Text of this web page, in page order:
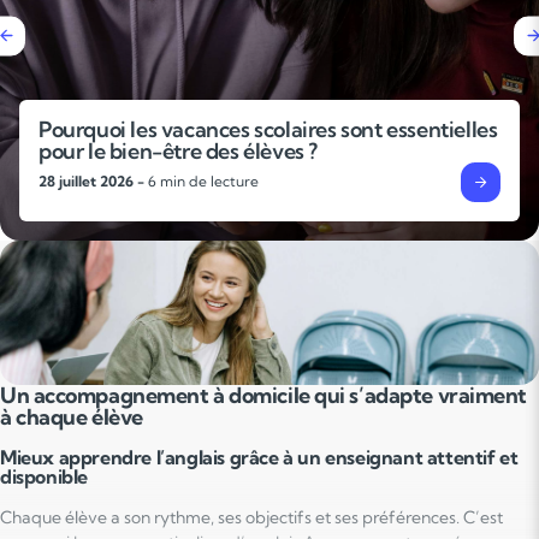
Le métronome : le mal-aimé qui vous veut du
bien
24 juillet 2026 - 6 min de lecture
Un accompagnement à domicile qui s’adapte vraiment
à chaque élève
Mieux apprendre l’anglais grâce à un enseignant attentif et
disponible
Chaque élève a son rythme, ses objectifs et ses préférences. C’est